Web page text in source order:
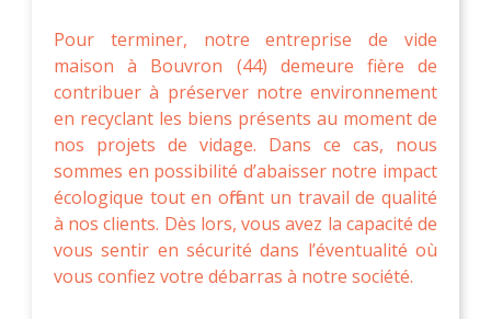
Pour terminer, notre entreprise de vide
maison à Bouvron (44) demeure fière de
contribuer à préserver notre environnement
en recyclant les biens présents au moment de
nos projets de vidage. Dans ce cas, nous
sommes en possibilité d’abaisser notre impact
écologique tout en offrant un travail de qualité
à nos clients. Dès lors, vous avez la capacité de
vous sentir en sécurité dans l’éventualité où
vous confiez votre débarras à notre société.